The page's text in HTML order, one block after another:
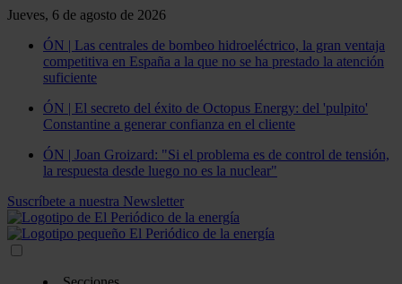
Jueves, 6 de agosto de 2026
ÓN | Las centrales de bombeo hidroeléctrico, la gran ventaja
competitiva en España a la que no se ha prestado la atención
suficiente
ÓN | El secreto del éxito de Octopus Energy: del 'pulpito'
Constantine a generar confianza en el cliente
ÓN | Joan Groizard: "Si el problema es de control de tensión,
la respuesta desde luego no es la nuclear"
Suscríbete a nuestra Newsletter